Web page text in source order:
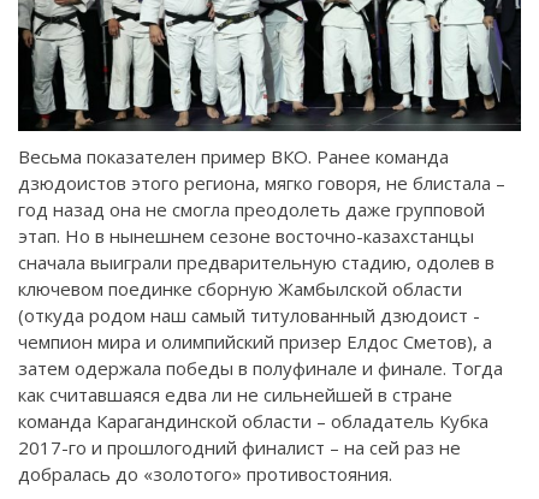
Весьма показателен пример ВКО. Ранее команда
дзюдоистов этого региона, мягко говоря, не блистала –
год назад она не смогла преодолеть даже групповой
этап. Но в нынешнем сезоне восточно-казахстанцы
сначала выиграли предварительную стадию, одолев в
ключевом поединке сборную Жамбылской области
(откуда родом наш самый титулованный дзюдоист -
чемпион мира и олимпийский призер Елдос Сметов), а
затем одержала победы в полуфинале и финале. Тогда
как считавшаяся едва ли не сильнейшей в стране
команда Карагандинской области – обладатель Кубка
2017-го и прошлогодний финалист – на сей раз не
добралась до «золотого» противостояния.